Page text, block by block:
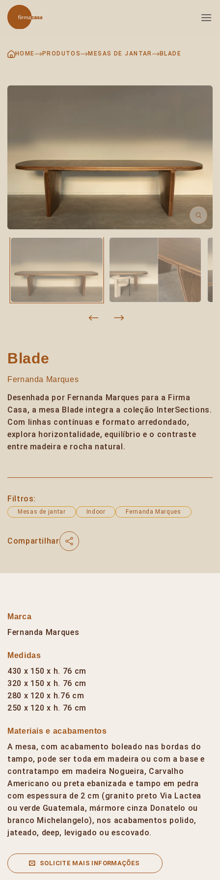
Skip
to
content
HOME PRODUTOS MESAS DE JANTAR BLADE
Blade
Fernanda Marques
Desenhada por Fernanda Marques para a Firma
Casa, a mesa Blade integra a coleção InterSections.
Com linhas contínuas e formato arredondado,
explora horizontalidade, equilíbrio e o contraste
entre madeira e rocha natural.
Filtros:
Mesas de jantar Indoor Fernanda Marques
Compartilhar
Marca
Fernanda Marques
Medidas
430 x 150 x h. 76 cm
320 x 150 x h. 76 cm
280 x 120 x h.76 cm
250 x 120 x h. 76 cm
Materiais e acabamentos
A mesa, com acabamento boleado nas bordas do
tampo, pode ser toda em madeira ou com a base e
contratampo em madeira Nogueira, Carvalho
Americano ou preta ebanizada e tampo em pedra
com espessura de 2 cm (granito preto Via Lactea
ou verde Guatemala, mármore cinza Donatelo ou
branco Michelangelo), nos acabamentos polido,
jateado, deep, levigado ou escovado.
SOLICITE MAIS INFORMAÇÕES